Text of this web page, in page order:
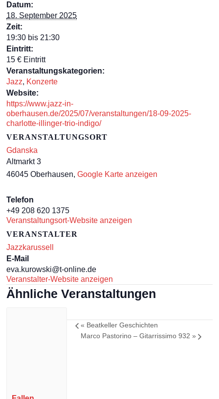
Datum:
18. September 2025
Zeit:
19:30 bis 21:30
Eintritt:
15 € Eintritt
Veranstaltungskategorien:
Jazz, Konzerte
Website:
https://www.jazz-in-
oberhausen.de/2025/07/veranstaltungen/18-09-2025-
charlotte-illinger-trio-indigo/
VERANSTALTUNGSORT
Gdanska
Altmarkt 3
46045 Oberhausen, Google Karte anzeigen
Telefon
+49 208 620 1375
Veranstaltungsort-Website anzeigen
VERANSTALTER
Jazzkarussell
E-Mail
eva.kurowski@t-online.de
Veranstalter-Website anzeigen
Ähnliche Veranstaltungen
« Beatkeller Geschichten
Marco Pastorino – Gitarrissimo 932 »